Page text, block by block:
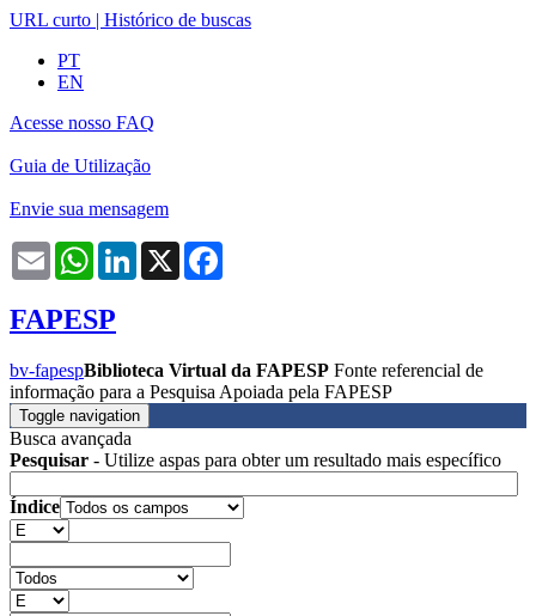
URL curto | Histórico de buscas
PT
EN
Acesse nosso FAQ
Guia de Utilização
Envie sua mensagem
Email WhatsAppLinkedIn
X
FAPESP
bv-fapespBiblioteca Virtual da FAPESP Fonte referencial de
informação para a Pesquisa Apoiada pela FAPESP
Toggle navigation
Busca avançada
Pesquisar - Utilize aspas para obter um resultado mais específico
Índice